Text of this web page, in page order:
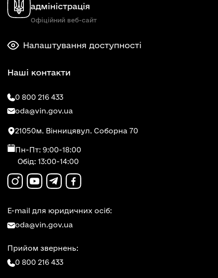
адміністрація
Офіційний веб-сайт
Налаштування доступності
Наші контакти
0 800 216 433
oda@vin.gov.ua
21050м. Вінницявул. Соборна 70
Пн-Пт: 9:00-18:00
Обід: 13:00-14:00
E-mail для юридичних осіб:
oda@vin.gov.ua
Прийом звернень:
0 800 216 433